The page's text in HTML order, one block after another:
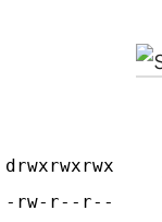
drwxrwxrwx
-rw-r--r--